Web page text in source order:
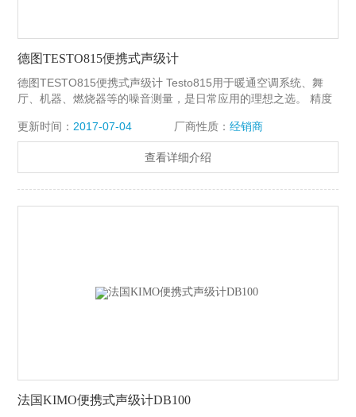
德图TESTO815便携式声级计
德图TESTO815便携式声级计 Testo815用于暖通空调系统、舞
厅、机器、燃烧器等的噪音测量，是日常应用的理想之选。 精度
子） 根据A类和C类来频率计权 存储Z大值和Z小值 精度高 （2
级） 可调节时间加权，快速/慢速 显示频率计权、当前读数、时
更新时间： 2017-07-04 厂商性质： 经销商
查看详细介绍
法国KIMO便携式声级计DB100